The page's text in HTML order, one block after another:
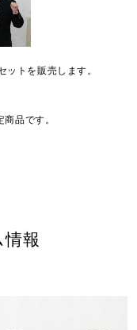
トを販売します。
品です。
報